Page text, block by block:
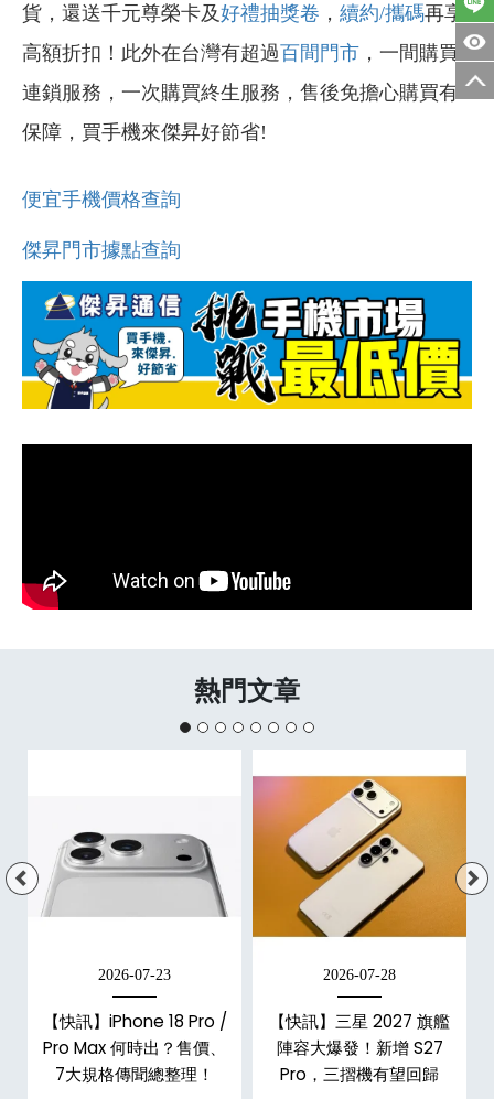
貨，還送千元尊榮卡及好禮抽獎卷 ， 續約/攜碼再享
高額折扣！此外在台灣有超過百間門市 ，一間購買
連鎖服務，一次購買終生服務，售後免擔心購買有
保障，買手機來傑昇好節省!
便宜手機價格查詢
傑昇門市據點查詢
熱門文章
2026-07-23
【快訊】iPhone 18 Pro /
Pro Max 何時出？售價、
7大規格傳聞總整理！
2026-07-28
【快訊】三星 2027 旗艦
陣容大爆發！新增 S27
Pro，三摺機有望回歸